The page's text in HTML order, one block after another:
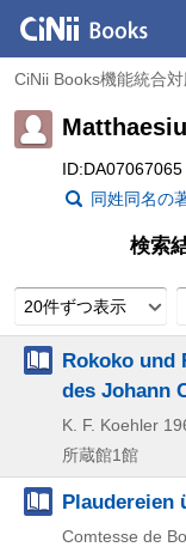
CiNii Books機能統合
ID:DA07067065
同姓同名の
検索
20件ずつ表示
Rokoko und
des Johann
K. F. Koehler
所蔵館1館
Plaudereien
Comtesse de